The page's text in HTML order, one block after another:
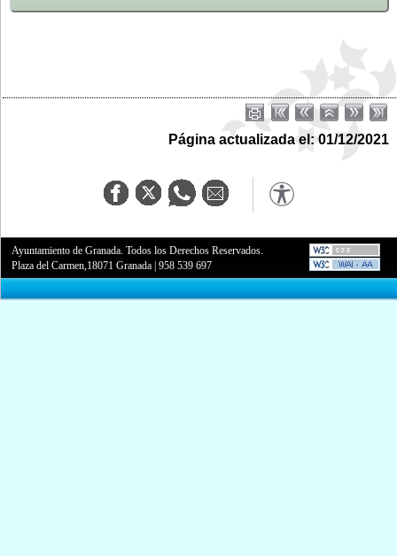
Página actualizada el: 01/12/2021
Ayuntamiento de Granada. Todos los Derechos Reservados.
Plaza del Carmen,18071 Granada |958 539 697